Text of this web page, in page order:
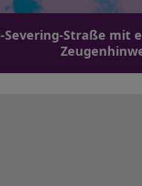
Straße